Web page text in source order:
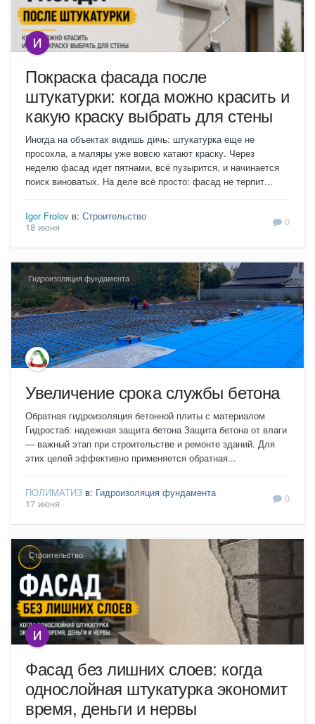
Покраска фасада после
штукатурки: когда можно красить и
какую краску выбрать для стены
Иногда на объектах видишь дичь: штукатурка еще не
просохла, а маляры уже вовсю катают краску. Через
неделю фасад идет пятнами, всё пузырится, и начинается
поиск виноватых. На деле всё просто: фасад не терпит...
Igor Frolov в: Строительство
18 июня
0
Гидроизоляция фундамента
Увеличение срока службы бетона
Обратная гидроизоляция бетонной плиты с материалом
Гидростаб: надежная защита бетона Защита бетона от влаги
— важный этап при строительстве и ремонте зданий. Для
этих целей эффективно применяется обратная...
ПОЛИМАТИЗ в: Гидроизоляция фундамента
17 июня
0
Строительство
Фасад без лишних слоев: когда
однослойная штукатурка экономит
время, деньги и нервы